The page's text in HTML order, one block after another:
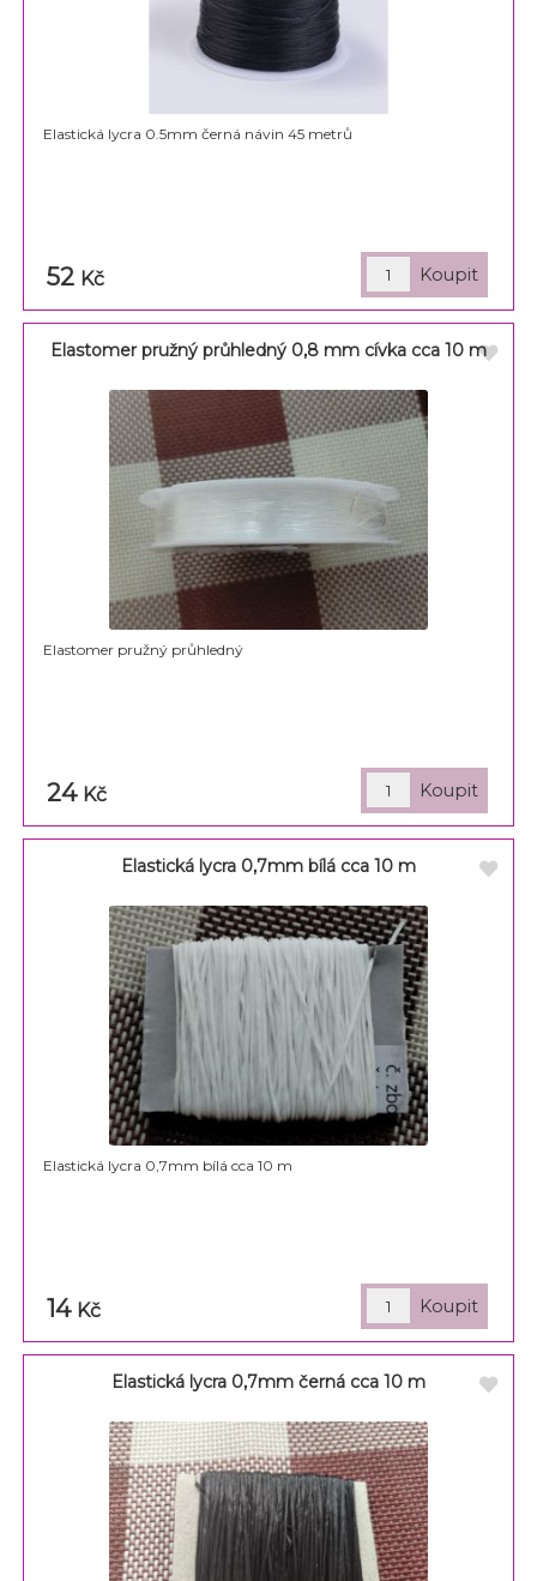
Elastická lycra 0.5mm černá návin 45 metrů
52 Kč
Elastomer pružný průhledný 0,8 mm cívka cca 10 m
Elastomer pružný průhledný
24 Kč
Elastická lycra 0,7mm bílá cca 10 m
Elastická lycra 0,7mm bílá cca 10 m
14 Kč
Elastická lycra 0,7mm černá cca 10 m